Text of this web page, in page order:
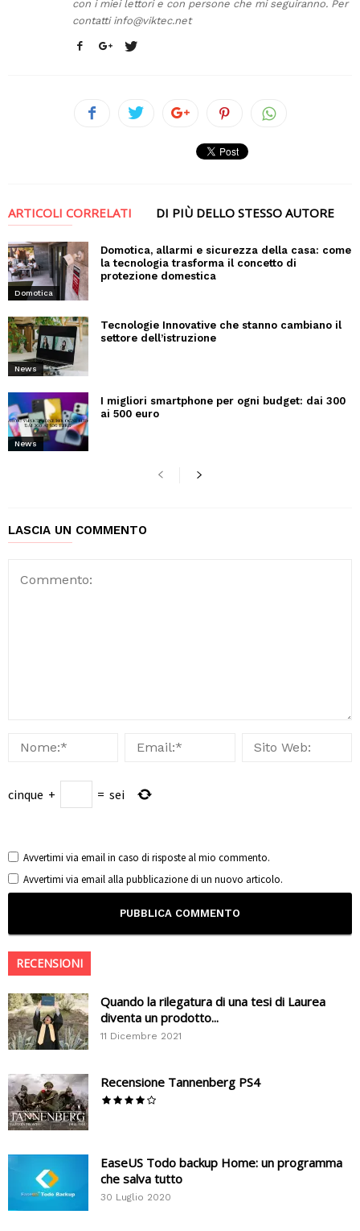
con i miei lettori e con persone che mi seguiranno. Per
contatti info@viktec.net
ARTICOLI CORRELATI DI PIÙ DELLO STESSO AUTORE
Domotica
Domotica, allarmi e sicurezza della casa: come
la tecnologia trasforma il concetto di
protezione domestica
News
Tecnologie Innovative che stanno cambiano il
settore dell’istruzione
News
I migliori smartphone per ogni budget: dai 300
ai 500 euro
LASCIA UN COMMENTO
cinque + = sei
Avvertimi via email in caso di risposte al mio commento.
Avvertimi via email alla pubblicazione di un nuovo articolo.
RECENSIONI
Quando la rilegatura di una tesi di Laurea
diventa un prodotto...
11 Dicembre 2021
Recensione Tannenberg PS4
EaseUS Todo backup Home: un programma
che salva tutto
30 Luglio 2020